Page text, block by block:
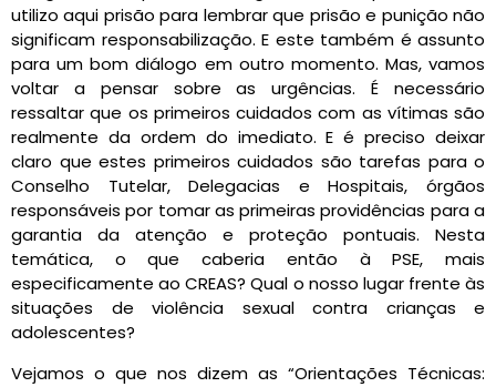
utilizo aqui prisão para lembrar que prisão e punição não
significam responsabilização. E este também é assunto
para um bom diálogo em outro momento. Mas, vamos
voltar a pensar sobre as urgências. É necessário
ressaltar que os primeiros cuidados com as vítimas são
realmente da ordem do imediato. E é preciso deixar
claro que estes primeiros cuidados são tarefas para o
Conselho Tutelar, Delegacias e Hospitais, órgãos
responsáveis por tomar as primeiras providências para a
garantia da atenção e proteção pontuais. Nesta
temática, o que caberia então à PSE, mais
especificamente ao CREAS? Qual o nosso lugar frente às
situações de violência sexual contra crianças e
adolescentes?
Vejamos o que nos dizem as “Orientações Técnicas: